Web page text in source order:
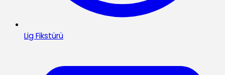
Lig Fikstürü